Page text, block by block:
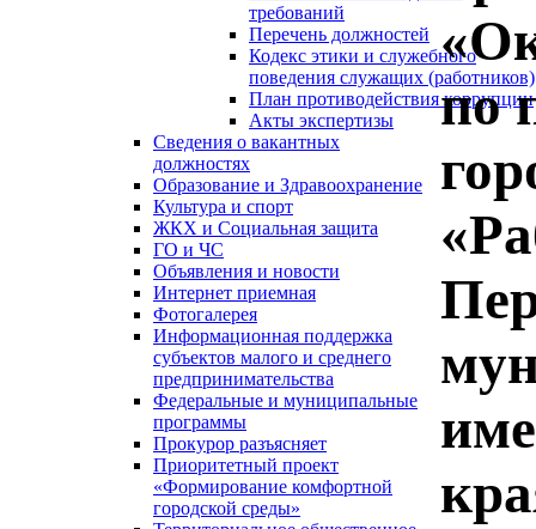
требований
Перечень должностей
Кодекс этики и служебного
поведения служащих (работников)
План противодействия коррупции
Акты экспертизы
Сведения о вакантных
должностях
Образование и Здравоохранение
Культура и спорт
ЖКХ и Социальная защита
ГО и ЧС
Объявления и новости
Интернет приемная
Фотогалерея
Информационная поддержка
субъектов малого и среднего
предпринимательства
Федеральные и муниципальные
программы
Прокурор разъясняет
Приоритетный проект
«Формирование комфортной
городской среды»
по